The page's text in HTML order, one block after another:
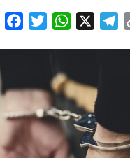
FacebookTwitterWhatsApp